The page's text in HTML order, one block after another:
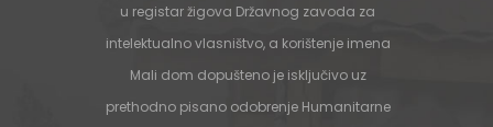
u registar žigova Državnog zavoda za
intelektualno vlasništvo, a korištenje imena
Mali dom dopušteno je isključivo uz
prethodno pisano odobrenje Humanitarne